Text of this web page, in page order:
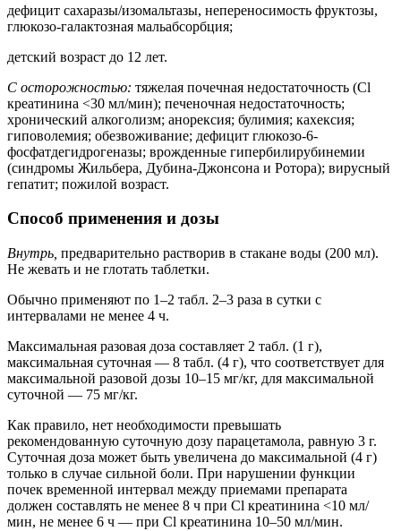
дефицит сахаразы/изомальтазы, непереносимость фруктозы,
глюкозо-галактозная мальабсорбция;
детский возраст до 12 лет.
С осторожностью: тяжелая почечная недостаточность (Cl
креатинина <30 мл/мин); печеночная недостаточность;
хронический алкоголизм; анорексия; булимия; кахексия;
гиповолемия; обезвоживание; дефицит глюкозо-6-
фосфатдегидрогеназы; врожденные гипербилирубинемии
(синдромы Жильбера, Дубина-Джонсона и Ротора); вирусный
гепатит; пожилой возраст.
Способ применения и дозы
Внутрь, предварительно растворив в стакане воды (200 мл).
Не жевать и не глотать таблетки.
Обычно применяют по 1–2 табл. 2–3 раза в сутки с
интервалами не менее 4 ч.
Максимальная разовая доза составляет 2 табл. (1 г),
максимальная суточная — 8 табл. (4 г), что соответствует для
максимальной разовой дозы 10–15 мг/кг, для максимальной
суточной — 75 мг/кг.
Как правило, нет необходимости превышать
рекомендованную суточную дозу парацетамола, равную 3 г.
Суточная доза может быть увеличена до максимальной (4 г)
только в случае сильной боли. При нарушении функции
почек временной интервал между приемами препарата
должен составлять не менее 8 ч при Cl креатинина <10 мл/
мин, не менее 6 ч — при Cl креатинина 10–50 мл/мин.